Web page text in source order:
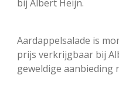
bij Albert Heijn.
Aardappelsalade is
prijs verkrijgbaar bij
geweldige aanbieding